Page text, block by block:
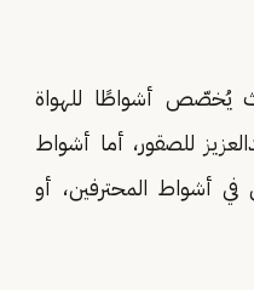
يُخصّص أشواطًا للهواة
عبدالعزيز للصقور، أما أشواط
40 نقطة في آخر موسمين في أشواط المحترفين، أو